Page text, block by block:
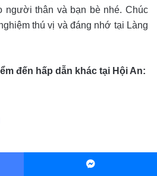
người thân và bạn bè nhé. Chúc
thú vị và đáng nhớ tại Làng
đến hấp dẫn khác tại Hội An: